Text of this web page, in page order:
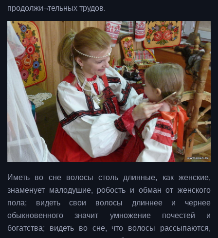
продолжи¬тельных трудов.
Иметь во сне волосы столь длинные, как женские,
знаменует малодушие, робость и обман от женского
пола; видеть свои волосы длиннее и чернее
обыкновенного значит умножение почестей и
богатства; видеть во сне, что волосы рассыпаются,